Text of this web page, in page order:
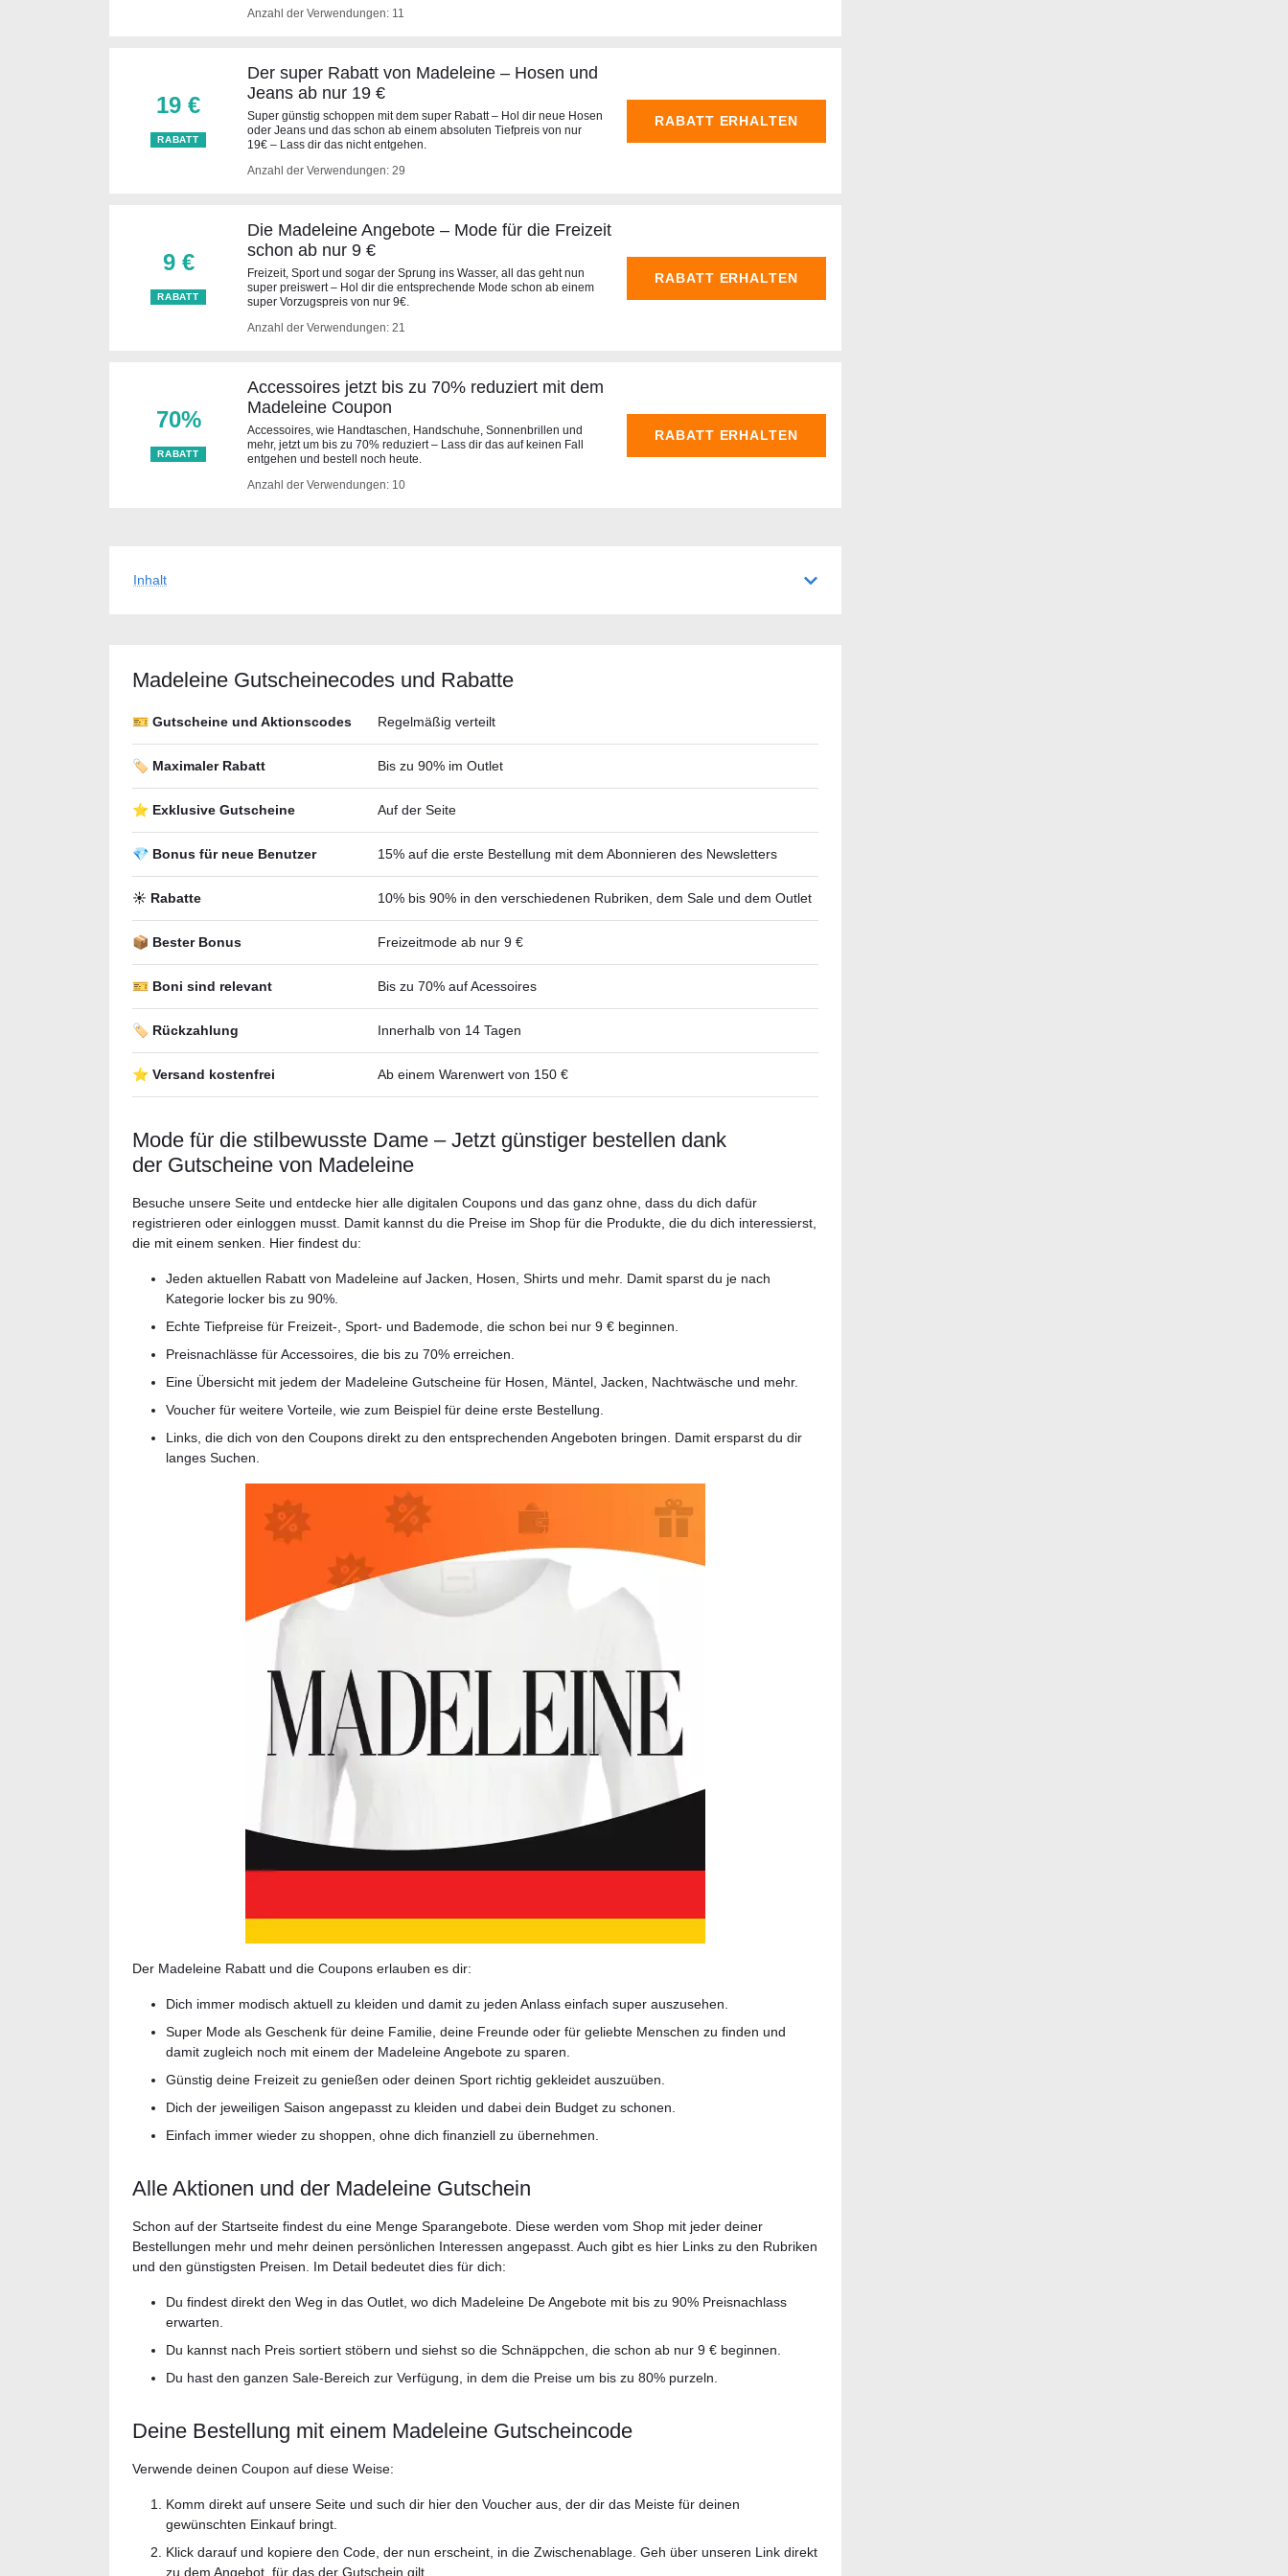
Anzahl der Verwendungen: 11
19 €
RABATT
Der super Rabatt von Madeleine – Hosen und
Jeans ab nur 19 €
Super günstig schoppen mit dem super Rabatt – Hol dir neue Hosen
oder Jeans und das schon ab einem absoluten Tiefpreis von nur
19€ – Lass dir das nicht entgehen.
Anzahl der Verwendungen: 29
RABATT ERHALTEN
9 €
RABATT
Die Madeleine Angebote – Mode für die Freizeit
schon ab nur 9 €
Freizeit, Sport und sogar der Sprung ins Wasser, all das geht nun
super preiswert – Hol dir die entsprechende Mode schon ab einem
super Vorzugspreis von nur 9€.
Anzahl der Verwendungen: 21
RABATT ERHALTEN
70%
RABATT
Accessoires jetzt bis zu 70% reduziert mit dem
Madeleine Coupon
Accessoires, wie Handtaschen, Handschuhe, Sonnenbrillen und
mehr, jetzt um bis zu 70% reduziert – Lass dir das auf keinen Fall
entgehen und bestell noch heute.
Anzahl der Verwendungen: 10
RABATT ERHALTEN
Inhalt
Madeleine Gutscheineсodes und Rabatte
🎫 Gutscheine und Aktionscodes Regelmäßig verteilt
🏷️ Maximaler Rabatt Bis zu 90% im Outlet
⭐ Exklusive Gutscheine Auf der Seite
💎 Bonus für neue Benutzer 15% auf die erste Bestellung mit dem Abonnieren des Newsletters
☀️ Rabatte 10% bis 90% in den verschiedenen Rubriken, dem Sale und dem Outlet
📦 Bester Bonus Freizeitmode ab nur 9 €
🎫 Boni sind relevant Bis zu 70% auf Acessoires
🏷️ Rückzahlung Innerhalb von 14 Tagen
⭐ Versand kostenfrei Ab einem Warenwert von 150 €
Mode für die stilbewusste Dame – Jetzt günstiger bestellen dank
der Gutscheine von Madeleine
Besuche unsere Seite und entdecke hier alle digitalen Coupons und das ganz ohne, dass du dich dafür
registrieren oder einloggen musst. Damit kannst du die Preise im Shop für die Produkte, die du dich interessierst,
die mit einem senken. Hier findest du:
Jeden aktuellen Rabatt von Madeleine auf Jacken, Hosen, Shirts und mehr. Damit sparst du je nach
Kategorie locker bis zu 90%.
Echte Tiefpreise für Freizeit-, Sport- und Bademode, die schon bei nur 9 € beginnen.
Preisnachlässe für Accessoires, die bis zu 70% erreichen.
Eine Übersicht mit jedem der Madeleine Gutscheine für Hosen, Mäntel, Jacken, Nachtwäsche und mehr.
Voucher für weitere Vorteile, wie zum Beispiel für deine erste Bestellung.
Links, die dich von den Coupons direkt zu den entsprechenden Angeboten bringen. Damit ersparst du dir
langes Suchen.
Der Madeleine Rabatt und die Coupons erlauben es dir:
Dich immer modisch aktuell zu kleiden und damit zu jeden Anlass einfach super auszusehen.
Super Mode als Geschenk für deine Familie, deine Freunde oder für geliebte Menschen zu finden und
damit zugleich noch mit einem der Madeleine Angebote zu sparen.
Günstig deine Freizeit zu genießen oder deinen Sport richtig gekleidet auszuüben.
Dich der jeweiligen Saison angepasst zu kleiden und dabei dein Budget zu schonen.
Einfach immer wieder zu shoppen, ohne dich finanziell zu übernehmen.
Alle Aktionen und der Madeleine Gutschein
Schon auf der Startseite findest du eine Menge Sparangebote. Diese werden vom Shop mit jeder deiner
Bestellungen mehr und mehr deinen persönlichen Interessen angepasst. Auch gibt es hier Links zu den Rubriken
und den günstigsten Preisen. Im Detail bedeutet dies für dich:
Du findest direkt den Weg in das Outlet, wo dich Madeleine De Angebote mit bis zu 90% Preisnachlass
erwarten.
Du kannst nach Preis sortiert stöbern und siehst so die Schnäppchen, die schon ab nur 9 € beginnen.
Du hast den ganzen Sale-Bereich zur Verfügung, in dem die Preise um bis zu 80% purzeln.
Deine Bestellung mit einem Madeleine Gutscheincode
Verwende deinen Coupon auf diese Weise:
Komm direkt auf unsere Seite und such dir hier den Voucher aus, der dir das Meiste für deinen
gewünschten Einkauf bringt.
Klick darauf und kopiere den Code, der nun erscheint, in die Zwischenablage. Geh über unseren Link direkt
zu dem Angebot, für das der Gutschein gilt.